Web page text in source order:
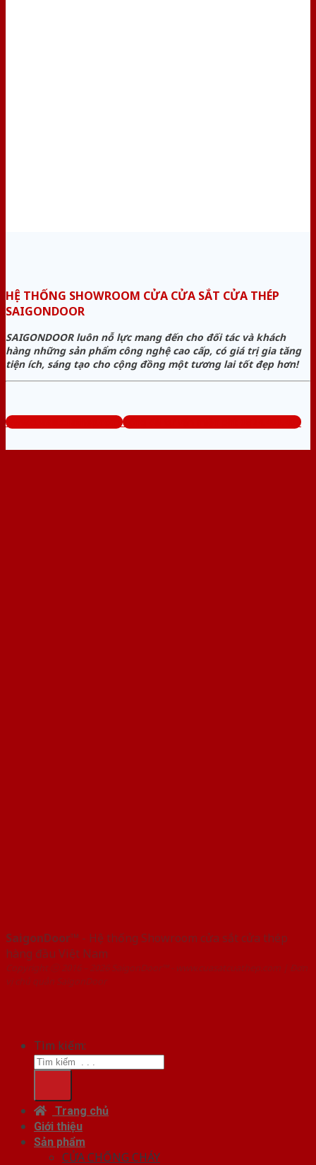
HỆ THỐNG SHOWROOM CỬA CỬA SẮT CỬA THÉP
SAIGONDOOR
SAIGONDOOR luôn nỗ lực mang đến cho đối tác và khách
hàng những sản phẩm công nghệ cao cấp, có giá trị gia tăng
tiện ích, sáng tạo cho cộng đồng một tương lai tốt đẹp hơn!
www.cuasatcuathep.com Tổng đài tư vấn miễn phí: 0824.400.400
SaigonDoor™ - Hệ thống Showroom cửa sắt cửa thép
hàng đầu Việt Nam
Copyright ⓒ 2016 – 2026 SaigonDoor™ - www.cuasatcuathep.com | Đơn
vị chủ quản SaigonDoor
Tìm kiếm:
Trang chủ
Giới thiệu
Sản phẩm
CỬA CHỐNG CHÁY